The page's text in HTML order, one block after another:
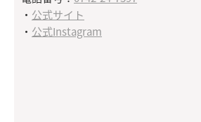
・ 公式サイト
・ 公式Instagram